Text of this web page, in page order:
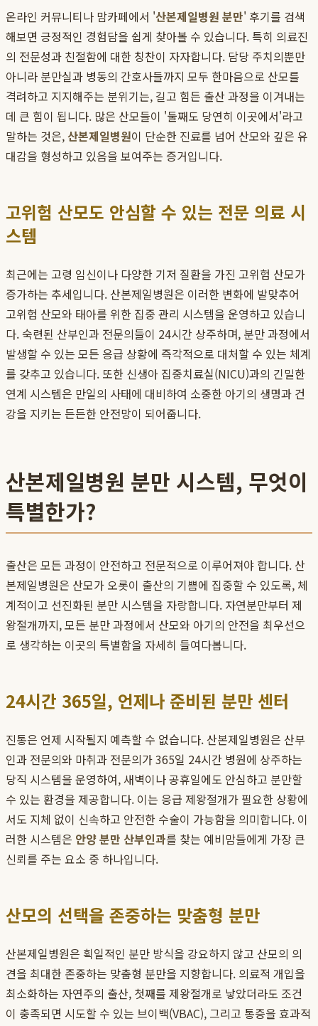
온라인 커뮤니티나 맘카페에서 '산본제일병원 분만' 후기를 검색
해보면 긍정적인 경험담을 쉽게 찾아볼 수 있습니다. 특히 의료진
의 전문성과 친절함에 대한 칭찬이 자자합니다. 담당 주치의뿐만
아니라 분만실과 병동의 간호사들까지 모두 한마음으로 산모를
격려하고 지지해주는 분위기는, 길고 힘든 출산 과정을 이겨내는
데 큰 힘이 됩니다. 많은 산모들이 '둘째도 당연히 이곳에서'라고
말하는 것은, 산본제일병원이 단순한 진료를 넘어 산모와 깊은 유
대감을 형성하고 있음을 보여주는 증거입니다.
고위험 산모도 안심할 수 있는 전문 의료 시
스템
최근에는 고령 임신이나 다양한 기저 질환을 가진 고위험 산모가
증가하는 추세입니다. 산본제일병원은 이러한 변화에 발맞추어
고위험 산모와 태아를 위한 집중 관리 시스템을 운영하고 있습니
다. 숙련된 산부인과 전문의들이 24시간 상주하며, 분만 과정에서
발생할 수 있는 모든 응급 상황에 즉각적으로 대처할 수 있는 체계
를 갖추고 있습니다. 또한 신생아 집중치료실(NICU)과의 긴밀한
연계 시스템은 만일의 사태에 대비하여 소중한 아기의 생명과 건
강을 지키는 든든한 안전망이 되어줍니다.
산본제일병원 분만 시스템, 무엇이
특별한가?
출산은 모든 과정이 안전하고 전문적으로 이루어져야 합니다. 산
본제일병원은 산모가 오롯이 출산의 기쁨에 집중할 수 있도록, 체
계적이고 선진화된 분만 시스템을 자랑합니다. 자연분만부터 제
왕절개까지, 모든 분만 과정에서 산모와 아기의 안전을 최우선으
로 생각하는 이곳의 특별함을 자세히 들여다봅니다.
24시간 365일, 언제나 준비된 분만 센터
진통은 언제 시작될지 예측할 수 없습니다. 산본제일병원은 산부
인과 전문의와 마취과 전문의가 365일 24시간 병원에 상주하는
당직 시스템을 운영하여, 새벽이나 공휴일에도 안심하고 분만할
수 있는 환경을 제공합니다. 이는 응급 제왕절개가 필요한 상황에
서도 지체 없이 신속하고 안전한 수술이 가능함을 의미합니다. 이
러한 시스템은 안양 분만 산부인과를 찾는 예비맘들에게 가장 큰
신뢰를 주는 요소 중 하나입니다.
산모의 선택을 존중하는 맞춤형 분만
산본제일병원은 획일적인 분만 방식을 강요하지 않고 산모의 의
견을 최대한 존중하는 맞춤형 분만을 지향합니다. 의료적 개입을
최소화하는 자연주의 출산, 첫째를 제왕절개로 낳았더라도 조건
이 충족되면 시도할 수 있는 브이백(VBAC), 그리고 통증을 효과적